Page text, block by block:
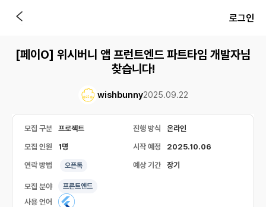
로그인
[페이O] 위시버니 앱 프런트엔드 파트타임 개발자님
찾습니다!
wishbunny2025.09.22
모집 구분 프로젝트 진행 방식 온라인
모집 인원 1명 시작 예정 2025.10.06
연락 방법 오픈톡 예상 기간 장기
모집 분야 프론트엔드
사용 언어